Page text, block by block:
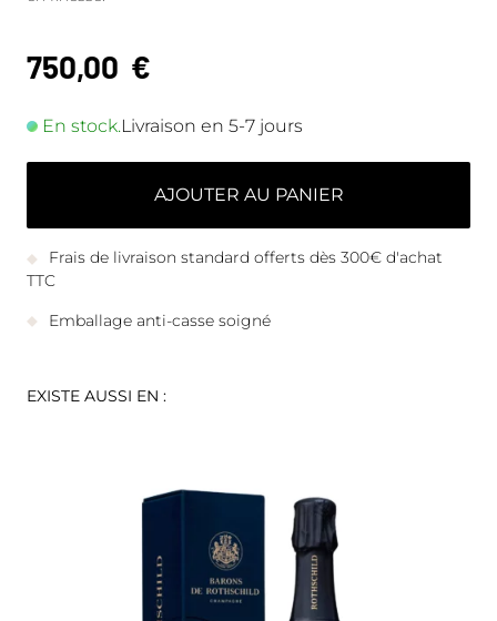
750,00 €
En stock.Livraison en 5-7 jours
AJOUTER AU PANIER
Frais de livraison standard offerts dès 300€ d'achat
TTC
Emballage anti-casse soigné
EXISTE AUSSI EN :